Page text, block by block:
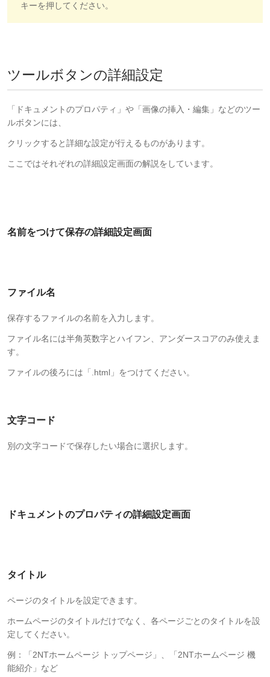
キーを押してください。
ツールボタンの詳細設定
「ドキュメントのプロパティ」や「画像の挿入・編集」などのツー
ルボタンには、
クリックすると詳細な設定が行えるものがあります。
ここではそれぞれの詳細設定画面の解説をしています。
名前をつけて保存の詳細設定画面
ファイル名
保存するファイルの名前を入力します。
ファイル名には半角英数字とハイフン、アンダースコアのみ使えま
す。
ファイルの後ろには「.html」をつけてください。
文字コード
別の文字コードで保存したい場合に選択します。
ドキュメントのプロパティの詳細設定画面
タイトル
ページのタイトルを設定できます。
ホームページのタイトルだけでなく、各ページごとのタイトルを設
定してください。
例：「2NTホームページ トップページ」、「2NTホームページ 機
能紹介」など